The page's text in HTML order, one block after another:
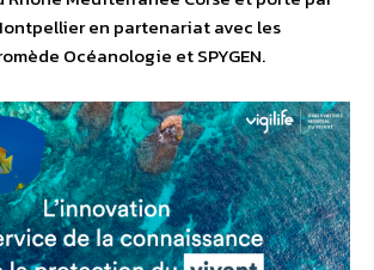
en partenariat avec les
Océanologie et SPYGEN.